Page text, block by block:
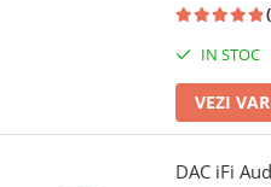
IN STOC
VEZI
DAC iFi